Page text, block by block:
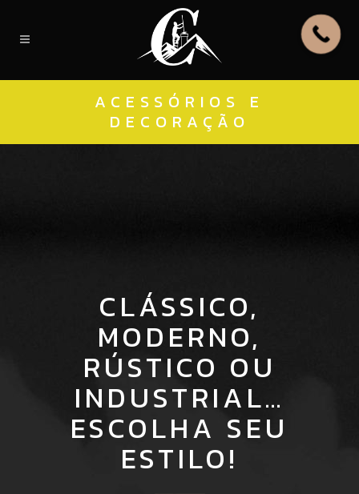
ACESSÓRIOS E
DECORAÇÃO
CLÁSSICO,
MODERNO,
RÚSTICO OU
INDUSTRIAL…
ESCOLHA SEU
ESTILO!